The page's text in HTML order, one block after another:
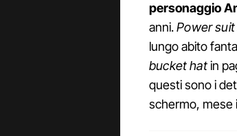
personaggio
anni.Power suit
lungo abito
bucket hatin
questi sono i
schermo, mese